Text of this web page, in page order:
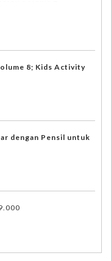
8; Kids Activity
dengan Pensil untuk